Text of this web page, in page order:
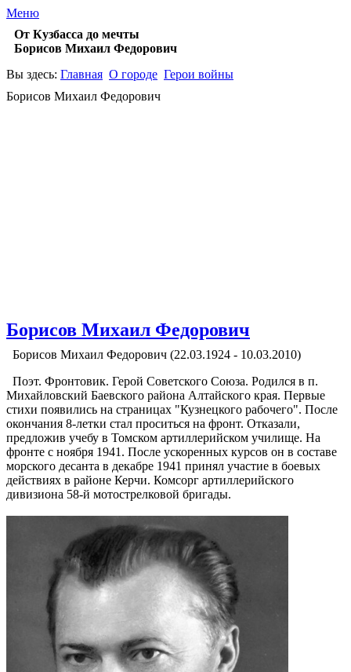
Меню
От Кузбасса до мечты
Борисов Михаил Федорович
Вы здесь: Главная О городе Герои войны
Борисов Михаил Федорович
Борисов Михаил Федорович
Борисов Михаил Федорович (22.03.1924 - 10.03.2010)
Поэт. Фронтовик. Герой Советского Союза. Родился в п.
Михайловский Баевского района Алтайского края. Первые
стихи появились на страницах "Кузнецкого рабочего". После
окончания 8-летки стал проситься на фронт. Отказали,
предложив учебу в Томском артиллерийском училище. На
фронте с ноября 1941. После ускоренных курсов он в составе
морского десанта в декабре 1941 принял участие в боевых
действиях в районе Керчи. Комсорг артиллерийского
дивизиона 58-й мотострелковой бригады.